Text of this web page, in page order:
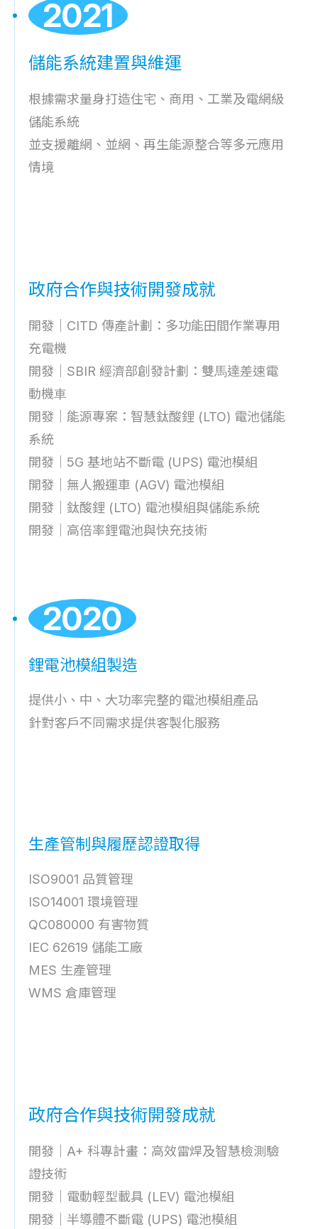
2021
儲能系統建置與維運
根據需求量身打造住宅、商用、工業及電網級
儲能系統
並支援離網、並網、再生能源整合等多元應用
情境
政府合作與技術開發成就
開發｜CITD 傳產計劃：多功能田間作業專用
充電機
開發｜SBIR 經濟部創發計劃：雙⾺達差速電
動機⾞
開發｜能源專案：智慧鈦酸鋰 (LTO) 電池儲能
系統
開發｜5G 基地站不斷電 (UPS) 電池模組
開發｜無人搬運車 (AGV) 電池模組
開發｜鈦酸鋰 (LTO) 電池模組與儲能系統
開發｜高倍率鋰電池與快充技術
2020
鋰電池模組製造
提供小、中、大功率完整的電池模組產品
針對客戶不同需求提供客製化服務
生產管制與履歷認證取得
ISO9001 品質管理
ISO14001 環境管理
QC080000 有害物質
IEC 62619 儲能⼯廠
MES ⽣產管理
WMS 倉庫管理
政府合作與技術開發成就
開發｜A+ 科專計畫：高效雷焊及智慧檢測驗
證技術
開發｜電動輕型載具 (LEV) 電池模組
開發｜半導體不斷電 (UPS) 電池模組